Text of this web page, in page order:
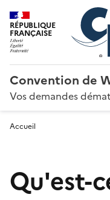
RÉPUBLIQUE
FRANÇAISE
Convention de
Vos demandes
Accueil
Qu'est-